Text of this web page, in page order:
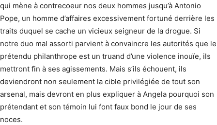
qui mène à contrecoeur nos deux hommes jusqu’à Antonio
Pope, un homme d’affaires excessivement fortuné derrière les
traits duquel se cache un vicieux seigneur de la drogue. Si
notre duo mal assorti parvient à convaincre les autorités que le
prétendu philanthrope est un truand d’une violence inouïe, ils
mettront fin à ses agissements. Mais s’ils échouent, ils
deviendront non seulement la cible privilégiée de tout son
arsenal, mais devront en plus expliquer à Angela pourquoi son
prétendant et son témoin lui font faux bond le jour de ses
noces.